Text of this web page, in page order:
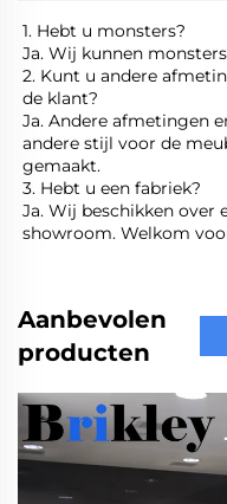
1. Hebt u monsters?
Ja. Wij kunnen
2. Kunt u andere
de klant?
Ja. Andere afmetingen
andere stijl voor de
gemaakt.
3. Hebt u een fabriek?
Ja. Wij beschikken over
showroom. Welkom
Aanbevolen
producten